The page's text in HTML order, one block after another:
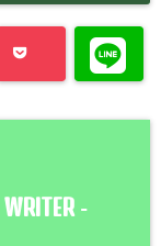
WRITER-